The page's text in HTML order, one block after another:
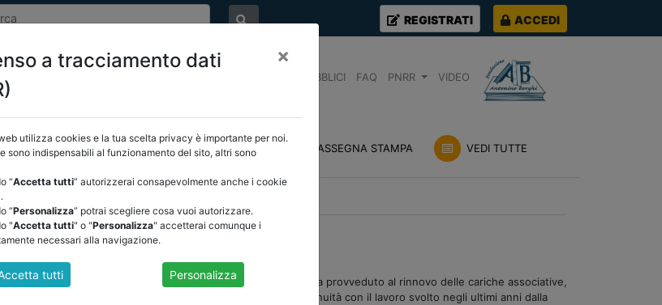
REGISTRATI ACCEDI
DOCUMENTI PUBBLICI FAQ PNRR VIDEO
COMUNICAZIONI NOVITÀ NORMATIVE RASSEGNA STAMPA VEDI TUTTE
SALERNO
presso il Mediterraneo Hotel di Salerno, ANCREL Salerno ha provveduto al rinnovo delle cariche associative,
è avvenuta all’unanimità per acclamazione, in continuità con il lavoro svolto negli ultimi anni dalla
a tracciamento dati
×
utilizza cookies e la tua scelta privacy è importante per noi.
sono indispensabili al funzionamento del sito, altri sono
“Accetta tutti” autorizzerai consapevolmente anche i cookie
“Personalizza” potrai scegliere cosa vuoi autorizzare.
"Accetta tutti" o "Personalizza" accetterai comunque i
necessari alla navigazione.
tutti Personalizza